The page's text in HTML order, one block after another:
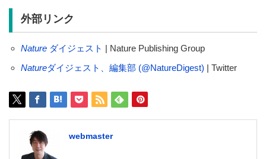
外部リンク
Natureダイジェスト | Nature Publishing Group
Natureダイジェスト、編集部 (@NatureDigest) | Twitter
webmaster